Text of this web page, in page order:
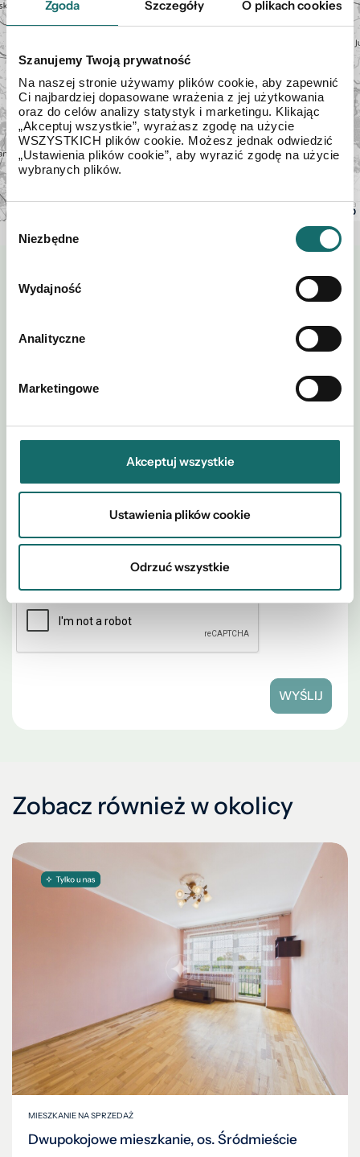
Zgoda Szczegóły O plikach cookies
Szanujemy Twoją prywatność
Na naszej stronie używamy plików cookie, aby zapewnić
Ci najbardziej dopasowane wrażenia z jej użytkowania
oraz do celów analizy statystyk i marketingu. Klikając
„Akceptuj wszystkie”, wyrażasz zgodę na użycie
WSZYSTKICH plików cookie. Możesz jednak odwiedzić
„Ustawienia plików cookie”, aby wyrazić zgodę na użycie
wybranych plików.
Wybór
zgody
Niezbędne
Wydajność
Analityczne
Marketingowe
Akceptuj wszystkie
Ustawienia plików cookie
Odrzuć wszystkie
OpenStreetMap
Akceptuję regulamin i
postanowienia
WYŚLIJ
Zobacz również w okolicy
MIESZKANIE NA SPRZEDAŻ
Dwupokojowe mieszkanie, os. Śródmieście